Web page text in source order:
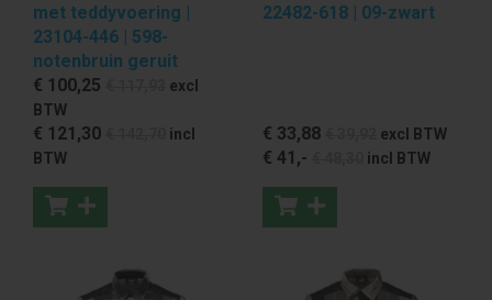
met teddyvoering |
23104-446 | 598-
notenbruin geruit
€ 100,25
excl
BTW
€ 121 ,30
incl
BTW
22482-618 | 09-zwart
€ 33,88 excl BTW
€ 41 ,- incl BTW